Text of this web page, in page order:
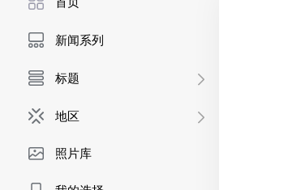
新闻系列
标题
地区
照片库